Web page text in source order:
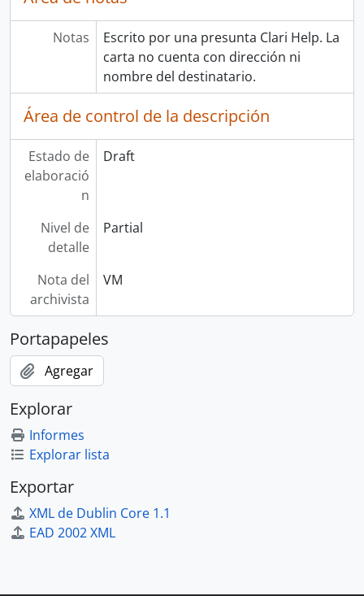
Notas
Escrito por una presunta Clari Help. La
carta no cuenta con dirección ni
nombre del destinatario.
Área de control de la descripción
Estado de
elaboració
n
Draft
Nivel de
detalle
Partial
Nota del
archivista
VM
Portapapeles
Agregar
Explorar
Informes
Explorar lista
Exportar
XML de Dublin Core 1.1
EAD 2002 XML